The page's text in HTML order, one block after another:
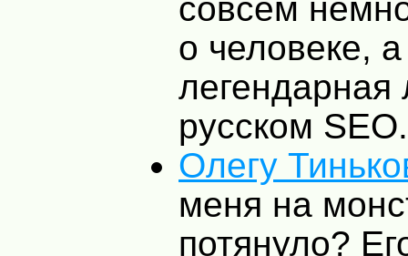
совсем
о человеке,
легендарная
русском SEO.
Олегу
меня на
потянуло?